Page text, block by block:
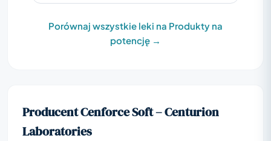
Porównaj wszystkie leki na Produkty na
potencję →
Producent Cenforce Soft – Centurion
Laboratories